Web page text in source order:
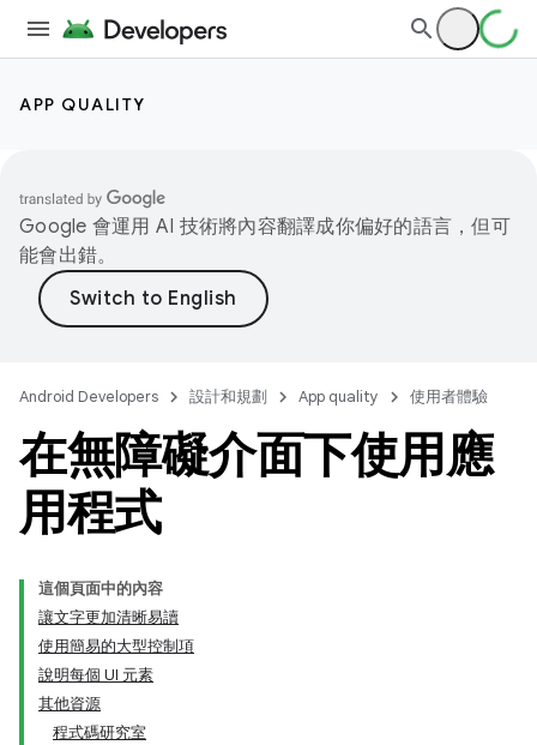
APP QUALITY
Google 會運用 AI 技術將內容翻譯成你偏好的語言，但可
能會出錯。
Android Developers 設計和規劃 App quality 使用者體驗
在無障礙介面下使用應
用程式
這個頁面中的內容
讓文字更加清晰易讀
使用簡易的大型控制項
說明每個 UI 元素
其他資源
程式碼研究室